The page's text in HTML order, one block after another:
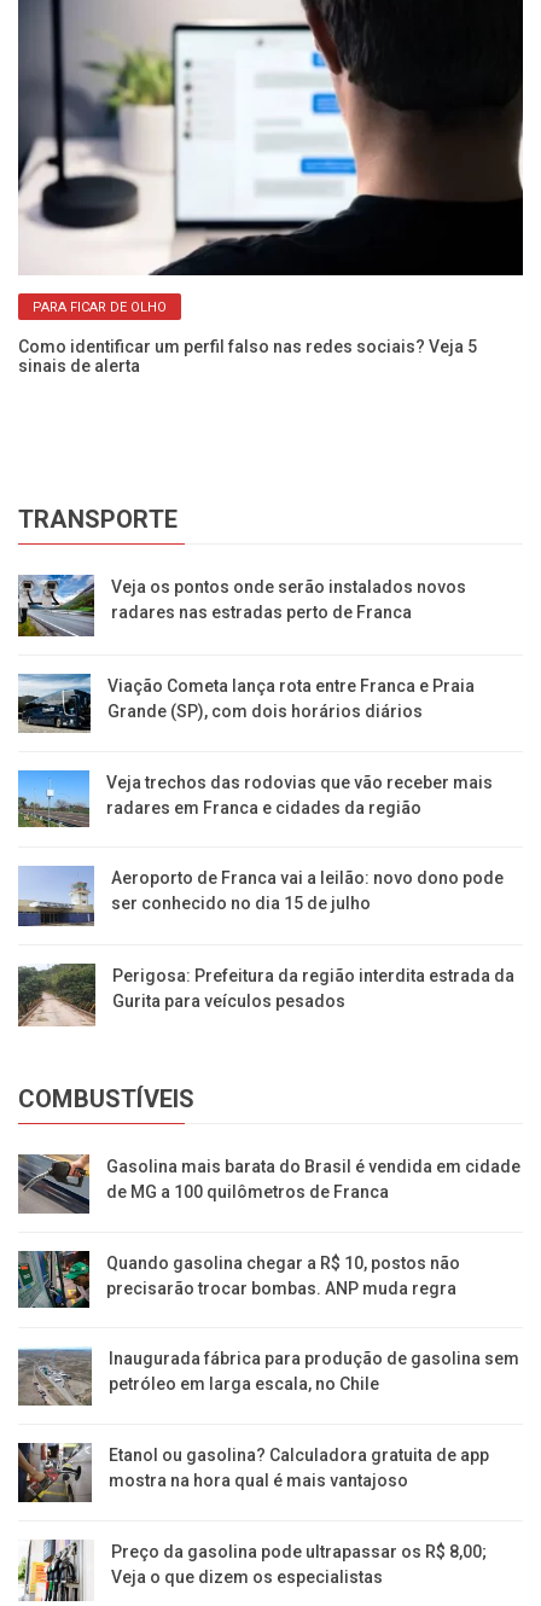
PARA FICAR DE OLHO
Como identificar um perfil falso nas redes sociais? Veja 5
sinais de alerta
TRANSPORTE
Veja os pontos onde serão instalados novos
radares nas estradas perto de Franca
Viação Cometa lança rota entre Franca e Praia
Grande (SP), com dois horários diários
Veja trechos das rodovias que vão receber mais
radares em Franca e cidades da região
Aeroporto de Franca vai a leilão: novo dono pode
ser conhecido no dia 15 de julho
Perigosa: Prefeitura da região interdita estrada da
Gurita para veículos pesados
COMBUSTÍVEIS
Gasolina mais barata do Brasil é vendida em cidade
de MG a 100 quilômetros de Franca
Quando gasolina chegar a R$ 10, postos não
precisarão trocar bombas. ANP muda regra
Inaugurada fábrica para produção de gasolina sem
petróleo em larga escala, no Chile
Etanol ou gasolina? Calculadora gratuita de app
mostra na hora qual é mais vantajoso
Preço da gasolina pode ultrapassar os R$ 8,00;
Veja o que dizem os especialistas